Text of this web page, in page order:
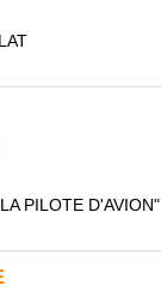
PILOTE D'AVION"